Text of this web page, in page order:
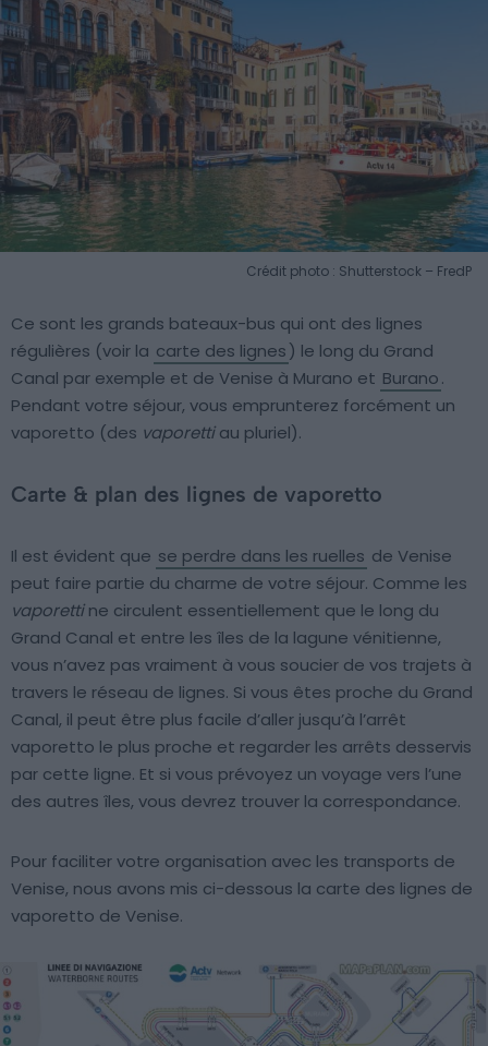
Crédit photo : Shutterstock – FredP
Ce sont les grands bateaux-bus qui ont des lignes
régulières (voir la carte des lignes) le long du Grand
Canal par exemple et de Venise à Murano et Burano.
Pendant votre séjour, vous emprunterez forcément un
vaporetto (des vaporettiau pluriel).
Carte & plan des lignes de vaporetto
Il est évident que se perdre dans les ruelles de Venise
peut faire partie du charme de votre séjour. Comme les
vaporettine circulent essentiellement que le long du
Grand Canal et entre les îles de la lagune vénitienne,
vous n’avez pas vraiment à vous soucier de vos trajets à
travers le réseau de lignes. Si vous êtes proche du Grand
Canal, il peut être plus facile d’aller jusqu’à l’arrêt
vaporetto le plus proche et regarder les arrêts desservis
par cette ligne. Et si vous prévoyez un voyage vers l’une
des autres îles, vous devrez trouver la correspondance.
Pour faciliter votre organisation avec les transports de
Venise, nous avons mis ci-dessous la carte des lignes de
vaporetto de Venise.